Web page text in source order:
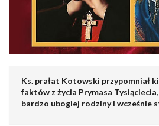
Ks. prałat Kotowski przypomniał
faktów z życia Prymasa
bardzo ubogiej rodziny i wcześnie